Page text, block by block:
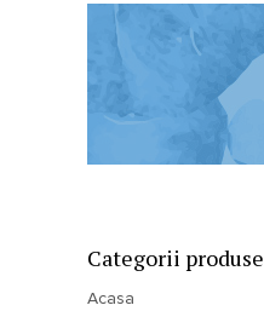
Categorii produse
Acasa